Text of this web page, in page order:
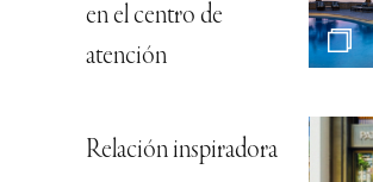
en el centro de
atención
Relación inspiradora